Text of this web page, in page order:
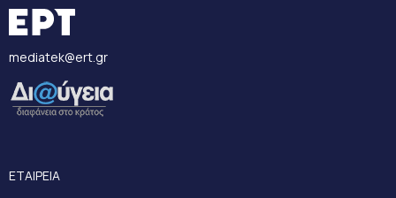
mediatek@ert.gr
ΕΤΑΙΡΕΙΑ